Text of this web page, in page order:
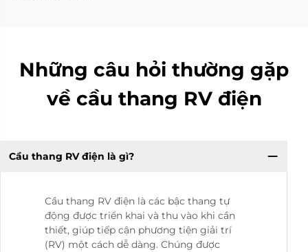
Những câu hỏi thường gặp
về cầu thang RV điện
Cầu thang RV điện là gì?
Cầu thang RV điện là các bậc thang tự
động được triển khai và thu vào khi cần
thiết, giúp tiếp cận phương tiện giải trí
(RV) một cách dễ dàng. Chúng được